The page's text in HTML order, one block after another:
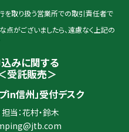
を取り扱う営業所での取引責任者で
がございましたら、遠慮なく上記の
みに関する
受託販売＞
in信州」受付デスク
当：花村・鈴木